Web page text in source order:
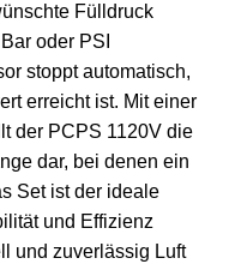
Fülldruck
oder PSI
stoppt automatisch,
erreicht ist. Mit einer
der PCPS 1120V die
dar, bei denen ein
Set ist der ideale
und Effizienz
und zuverlässig Luft